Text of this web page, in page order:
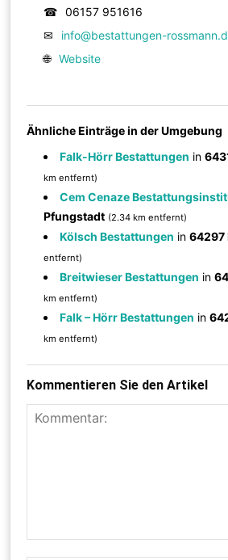
☎
06157 951616
✉
info@bestattungen-
🌐 Website
Ähnliche Einträge in der Umgebung
Falk-Hörr Bestattungen in
km entfernt)
Cem Cenaze
Pfungstadt (2.34 km entfernt)
Kölsch Bestattungen in64297
entfernt)
Breitwieser Bestattungen in
km entfernt)
Falk – Hörr Bestattungen in
km entfernt)
Kommentieren Sie den Artikel